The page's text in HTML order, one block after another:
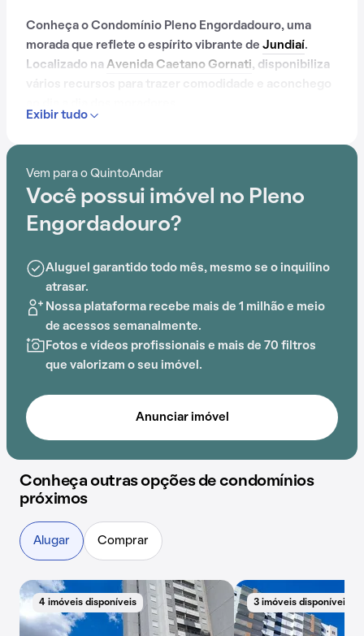
Conheça o Condomínio Pleno Engordadouro, uma
morada que reflete o espírito vibrante de Jundiaí.
Localizado na Avenida Caetano Gornati, disponibiliza
Contando com portaria 24 horas, elevador, academia,
churrasqueira, playground, salão de jogos e
brinquedoteca, o Condomínio Pleno Engordadouro é
preparado para atender às necessidades dos
lugar.
A proximidade com Praça Pedro Machado, Colégio
Bom Saber, UNIP Jundiaí, EMEB Prof. Fábio Rodrigues
Mendes e Escola Divina Providência acrescenta
praticidade e comodidade na rotina dos que residem
Exibir tudo
Vem para o QuintoAndar
Você possui imóvel no Pleno
Engordadouro?
Aluguel garantido todo mês, mesmo se o inquilino
atrasar.
Nossa plataforma recebe mais de 1 milhão e meio
de acessos semanalmente.
Fotos e vídeos profissionais e mais de 70 filtros
que valorizam o seu imóvel.
Anunciar imóvel
Conheça outras opções de condomínios
próximos
Alugar Comprar
4 imóveis disponíveis 3 imóveis disponíveis